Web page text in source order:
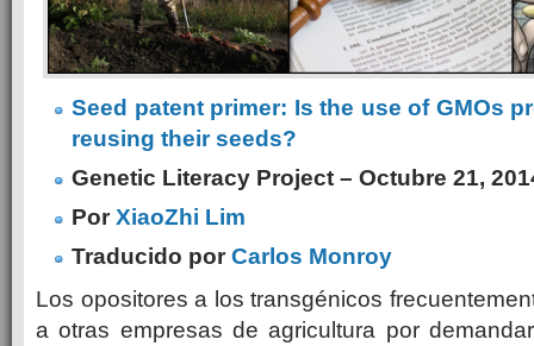
Seed patent primer: Is the use of GMOs
reusing their seeds?
Genetic Literacy Project – Octubre 21,
PorXiaoZhi Lim
Traducido porCarlos Monroy
Los opositores a los transgénicos
a otras empresas de agricultura por